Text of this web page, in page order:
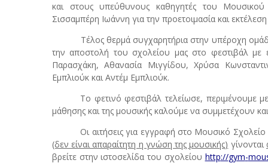
και στους υπεύθυνους καθηγητές του
Σισσαμπέρη Ιωάννη για την προετοιμασία και
Τέλος θερμά συγχαρητήρια στην υπέροχη
την αποστολή του σχολείου μας στο φεστιβάλ
Παρασχάκη, Αθανασία Μιγγίδου, Χρύσα
Εμπλιούκ και Αντέμ Εμπλιούκ.
Το φετινό φεστιβάλ τελείωσε, περιμένουμε
μάθησης και της μουσικής καλούμε να συμμετέχουν
Οι αιτήσεις για εγγραφή στο Μουσικό
(δεν είναι απαραίτητη η γνώση της μουσικής) γίνονται
βρείτε στην ιστοσελίδα του σχολείου http://gym-